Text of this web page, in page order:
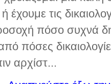
έχουμε τις
πόσο συχνά
πόσες
αρχίστ...